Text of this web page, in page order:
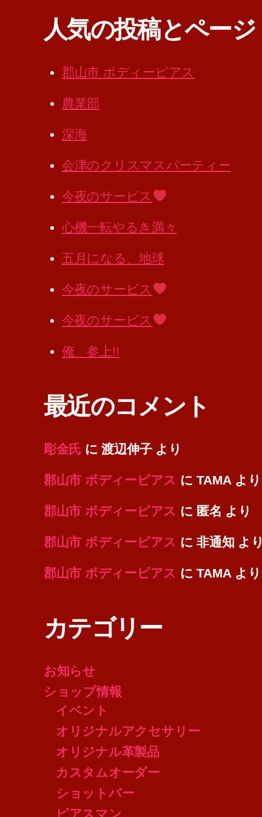
人気の投稿とページ
郡山市 ボディーピアス
農業部
深海
会津のクリスマスパーティー
今夜のサービス
心機一転やるき満々
五月になる、地球
今夜のサービス
今夜のサービス
俺 参上!!
最近のコメント
彫金氏 に渡辺伸子より
郡山市 ボディーピアス にTAMA より
郡山市 ボディーピアス に 匿名 より
郡山市 ボディーピアス に非通知 より
郡山市 ボディーピアス にTAMA より
カテゴリー
お知らせ
ショップ情報
イベント
オリジナルアクセサリー
オリジナル革製品
カスタムオーダー
ショットバー
ピアスマン